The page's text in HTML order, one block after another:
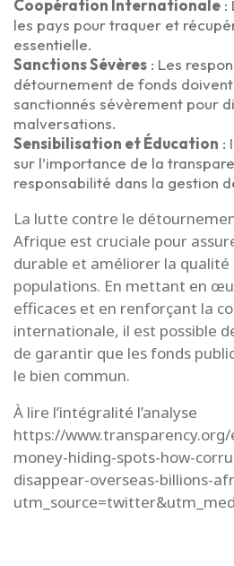
Coopération Internationale :
les pays pour traquer et
essentielle.
Sanctions Sévères : Les
détournement de fonds
sanctionnés sévèrement pour
malversations.
Sensibilisation et Éducation :
sur l’importance de la
responsabilité dans la gestion
La lutte contre le
Afrique est cruciale pour
durable et améliorer la qualité
populations. En mettant en
efficaces et en renforçant la
internationale, il est possible
de garantir que les fonds
le bien commun.
À lire l’intégralité l’analyse
https://
money-hiding-spots-how-
disappear-overseas-billions-